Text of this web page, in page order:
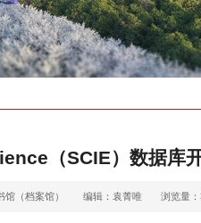
（SCIE）数据库
馆（档案馆） 编辑：袁菁唯 浏览量：